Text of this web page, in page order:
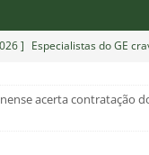
] Especialistas do GE
] Botafogo x
acerta contratação